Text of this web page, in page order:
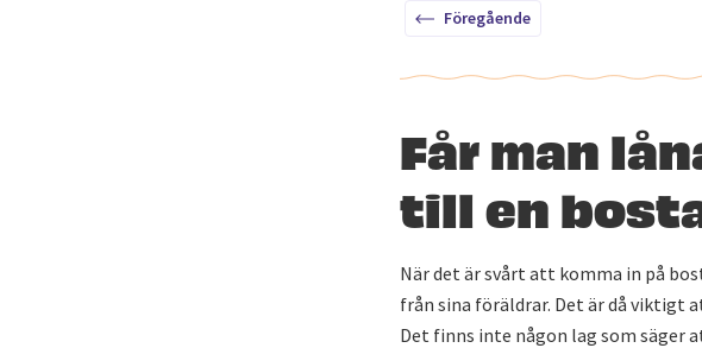
Föregående
Får man
till en
När det är svårt att komma in på
från sina föräldrar. Det är då viktigt
Det finns inte någon lag som säger